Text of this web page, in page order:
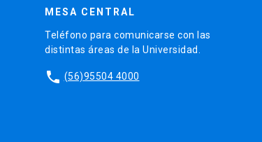
MESA CENTRAL
Teléfono para comunicarse con las
distintas áreas de la Universidad.
phone (56)95504 4000